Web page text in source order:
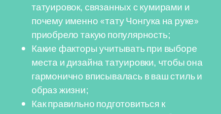
татуировок, связанных с кумирами и
почему именно «тату Чонгука на руке»
приобрело такую популярность;
Какие факторы учитывать при выборе
места и дизайна татуировки, чтобы она
гармонично вписывалась в ваш стиль и
образ жизни;
Как правильно подготовиться к